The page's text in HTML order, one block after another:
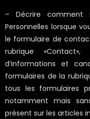
– Décrire comment
Personnelles lorsque
le formulaire de
rubrique
d’informations et
formulaires de la
tous les formulaires
notamment mais
présent sur les articles